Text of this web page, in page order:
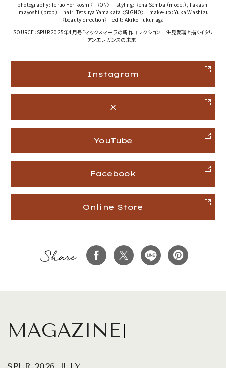
photography: Teruo Horikoshi 〈TRON〉 styling: Rena Semba （model）, Takashi
Imayoshi （prop） hair: Tetsuya Yamakata 〈SIGNO〉 make-up: Yuka Washizu
〈beauty direction〉 edit: Akiko Fukunaga
SOURCE：SPUR 2025年4月号「マックスマーラの新作コレクション 生見愛瑠と描くイタリ
アンエレガンスの未来」
Instagram
X
YouTube
Facebook
Online Store
MAGAZINE